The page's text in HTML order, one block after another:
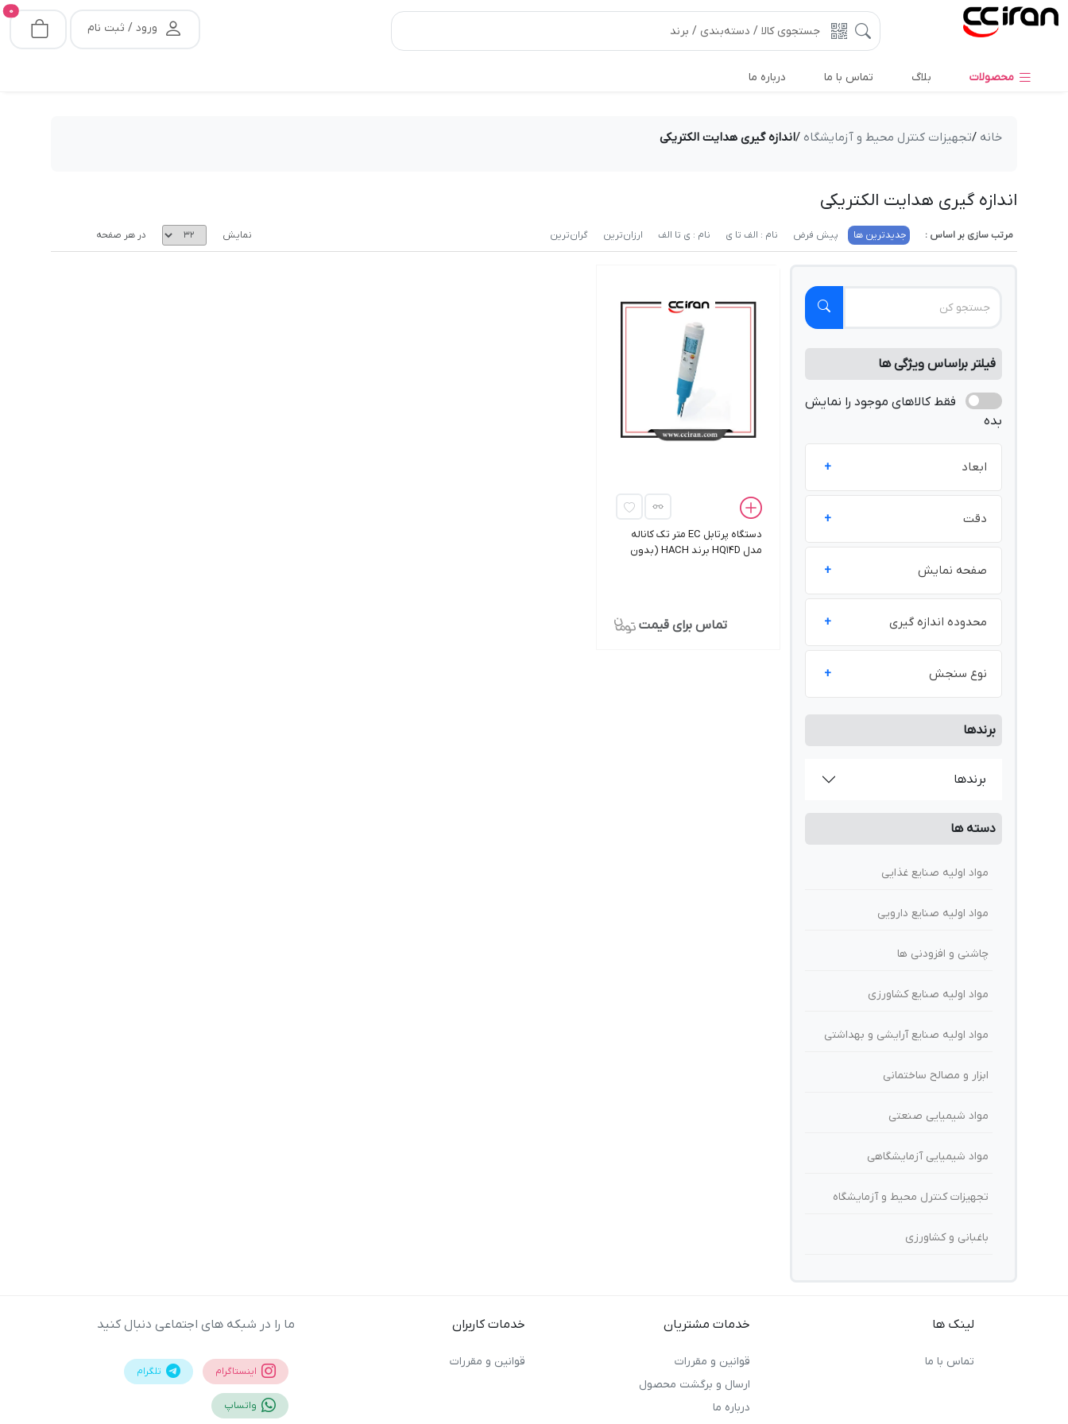
ورود / ثبت نام
0
محصولات بلاگ تماس با ما درباره ما
خانه /تجهیزات کنترل محیط و آزمایشگاه /اندازه گیری هدایت الکتریکی
اندازه گیری هدایت الکتریکی
مرتب سازی بر اساس : جدیدترین ها پیش فرض نام : الف تا ی نام : ی تا الف ارزان‌ترین گران‌ترین نمایش در هر صفحه
فیلتر براساس ویژگی ها
فقط کالاهای موجود را نمایش
بده
ابعاد
دقت
2%of reading plus stray
light ±
صفحه نمایش
محدوده اندازه گیری
نوع سنجش
برندها
برندها
دسته ها
مواد اولیه صنایع غذایی
مواد اولیه صنایع دارویی
چاشنی و افزودنی ها
مواد اولیه صنایع کشاورزی
مواد اولیه صنایع آرایشی و بهداشتی
ابزار و مصالح ساختمانی
مواد شیمیایی صنعتی
مواد شیمیایی آزمایشگاهی
تجهیزات کنترل محیط و آزمایشگاه
باغبانی و کشاورزی
دستگاه پرتابل EC متر تک کاناله
مدل HQ14D برند HACH (بدون
تماس برای قیمت
لینک ها
تماس با ما
خدمات مشتریان
قوانین و مقررات
ارسال و برگشت محصول
درباره ما
خدمات کاربران
قوانین و مقررات
ما را در شبکه های اجتماعی دنبال کنید
اینستاگرام تلگرام
واتساپ